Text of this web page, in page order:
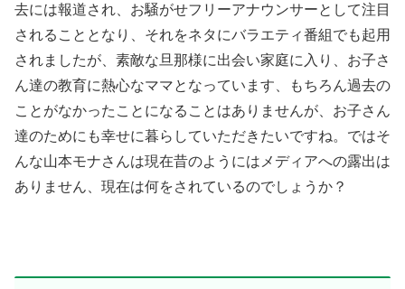
去には報道され、お騒がせフリーアナウンサーとして注目
されることとなり、それをネタにバラエティ番組でも起用
されましたが、素敵な旦那様に出会い家庭に入り、お子さ
ん達の教育に熱心なママとなっています、もちろん過去の
ことがなかったことになることはありませんが、お子さん
達のためにも幸せに暮らしていただきたいですね。ではそ
んな山本モナさんは現在昔のようにはメディアへの露出は
ありません、現在は何をされているのでしょうか？